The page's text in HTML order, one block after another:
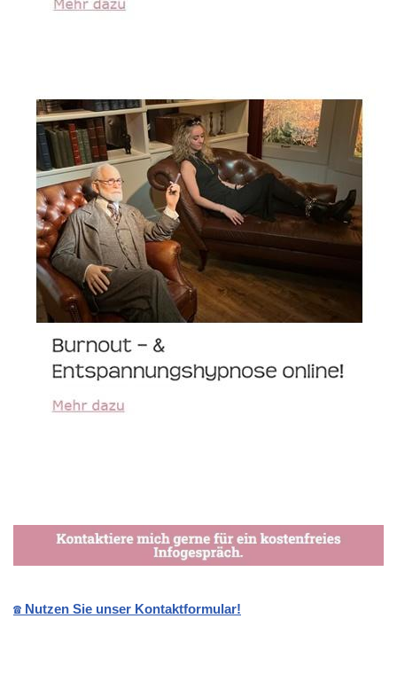
☎️ Nutzen Sie unser Kontaktformular!